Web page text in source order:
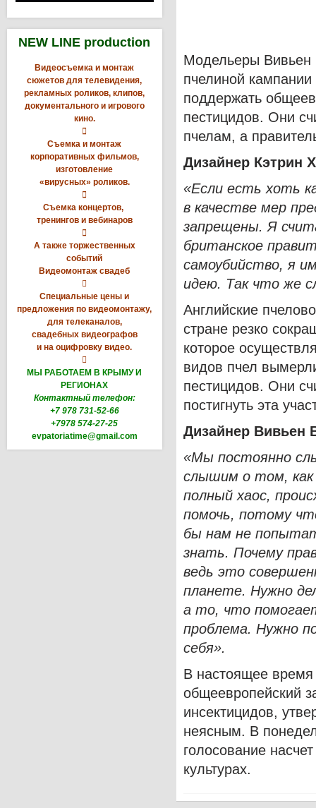
NEW LINE production
Видеосъемка и монтаж
сюжетов для телевидения,
рекламных роликов, клипов,
документального и игрового
кино.

Съемка и монтаж
корпоративных фильмов,
изготовление
«вирусных» роликов.

Съемка концертов,
тренингов и вебинаров

А также торжественных
событий
Видеомонтаж свадеб

Специальные цены и
предложения по видеомонтажу,
для телеканалов,
свадебных видеографов
и на оцифровку видео.

МЫ РАБОТАЕМ В КРЫМУ И
РЕГИОНАХ
Контактный телефон:
+7 978 731-52-66
+7978 574-27-25
evpatoriatime@gmail.com
Модельеры Вивьен
пчелиной
поддержать
пестицидов. Они
пчелам, а
Дизайнер Кэтрин
«Если есть хоть
в качестве мер
запрещены. Я
британское
самоубийство, я
идею. Так что же
Английские
стране резко
которое
видов пчел
пестицидов. Они
постигнуть эта
Дизайнер Вивьен
«Мы постоянно
слышим о том, как
полный хаос,
помочь, потому
бы нам не
знать. Почему
ведь это
планете. Нужно
а то, что
проблема. Нужно
себя».
В настоящее время
общеевропейский
инсектицидов,
неясным. В
голосование
культурах.